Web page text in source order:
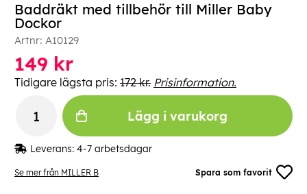
Se mer från MILLER B Spara som favorit
Baddräkt med tillbehör till Miller Baby
Dockor
Artnr: A10129
149 kr
Tidigare lägsta pris: 172 kr. Prisinformation.
Lägg i varukorg
Leverans: 4-7 arbetsdagar